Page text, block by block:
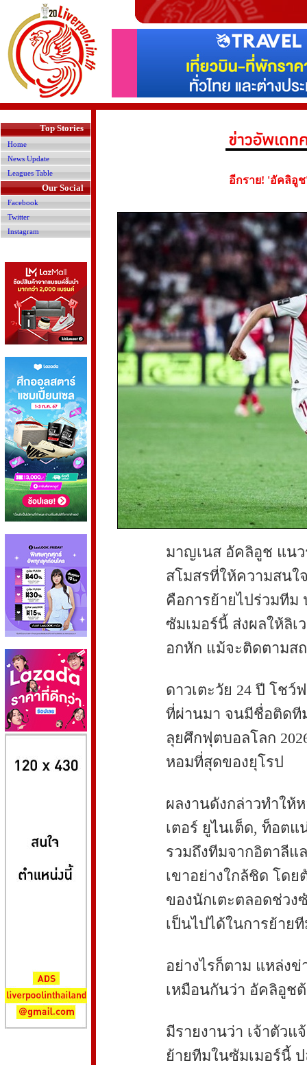
Top Stories
Home
News Update
Leagues Table
Our Social
Facebook
Twitter
Instagram
อีกราย! 'อัคลิอูช
มาญเนส อัคลิอูช แน
สโมสรที่ให้ความสนใ
คือการย้ายไปร่วมทีม
ซัมเมอร์นี้ ส่งผลให้ลิเ
อกหัก แม้จะติดตามส
ดาวเตะวัย 24 ปี โช
ที่ผ่านมา จนมีชื่อติดที
ลุยศึกฟุตบอลโลก
หอมที่สุดของยุโรป
ผลงานดังกล่าวทำให้
เตอร์ ยูไนเต็ด, ท็อตแ
รวมถึงทีมจากอิตาลีแ
เขาอย่างใกล้ชิด โด
ของนักเตะตลอดช่วง
เป็นไปได้ในการย้าย
อย่างไรก็ตาม แหล่ง
เหมือนกันว่า อัคลิอูช
มีรายงานว่า เจ้าตัวแ
ย้ายทีมในซัมเมอร์นี้